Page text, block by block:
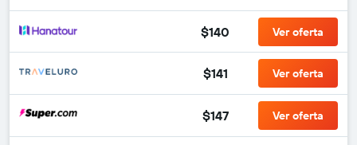
$140 Ver oferta
$141 Ver oferta
$147 Ver oferta